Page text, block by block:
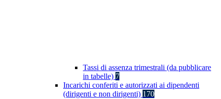
Tassi di assenza trimestrali (da pubblicare
in tabelle) 7
Incarichi conferiti e autorizzati ai dipendenti
(dirigenti e non dirigenti) 170